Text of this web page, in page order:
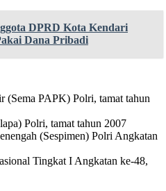
DPRD Kota Kendari
Dana Pribadi
(Sema PAPK) Polri, tamat tahun
Polri, tamat tahun 2007
(Sespimen) Polri Angkatan
Tingkat I Angkatan ke-48,